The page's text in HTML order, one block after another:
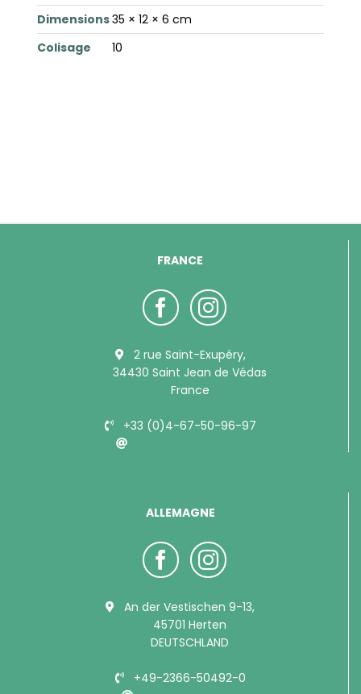
Dimensions35 × 12 × 6 cm
Colisage
10
FRANCE
2 rue Saint-Exupéry,
34430 Saint Jean de Védas
France
+33 (0)4-67-50-96-97
ALLEMAGNE
An der Vestischen 9-13,
45701 Herten
DEUTSCHLAND
+49-2366-50492-0